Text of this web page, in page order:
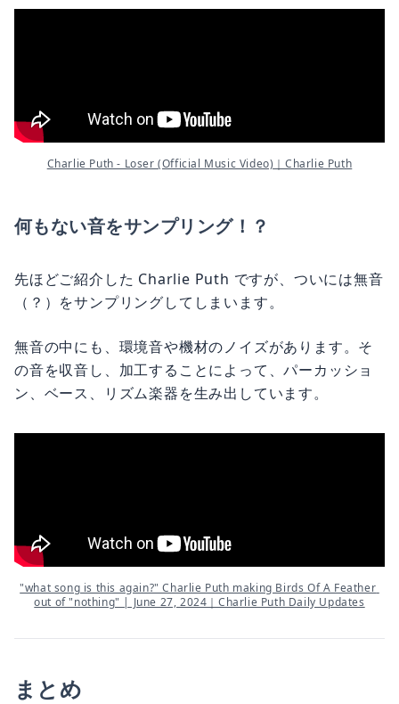
Charlie Puth - Loser (Official Music Video)｜Charlie Puth
何もない音をサンプリング！？
先ほどご紹介した Charlie Puth ですが、ついには無音
（？）をサンプリングしてしまいます。
無音の中にも、環境音や機材のノイズがあります。そ
の音を収音し、加工することによって、パーカッショ
ン、ベース、リズム楽器を生み出しています。
"what song is this again?" Charlie Puth making Birds Of A Feather
out of "nothing" | June 27, 2024｜Charlie Puth Daily Updates
まとめ